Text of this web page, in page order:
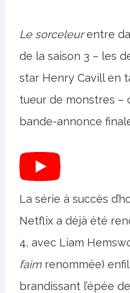
Le sorceleurentre
de la saison 3 – les
star Henry Cavill en
tueur de monstres –
bande-annonce
La série à succès
Netflix a déjà été
4, avec Liam
faim renommée)
brandissant l’épée